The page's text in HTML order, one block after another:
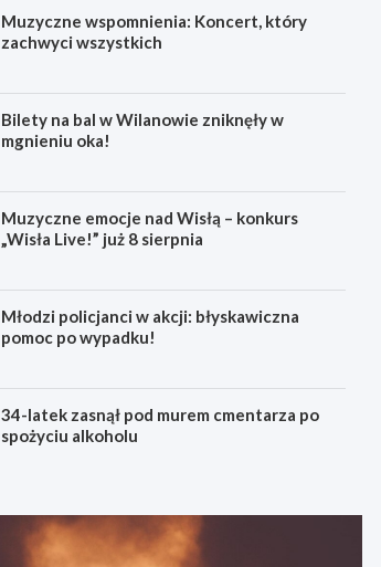
Muzyczne wspomnienia: Koncert, który
zachwyci wszystkich
Bilety na bal w Wilanowie zniknęły w
mgnieniu oka!
Muzyczne emocje nad Wisłą – konkurs
„Wisła Live!” już 8 sierpnia
Młodzi policjanci w akcji: błyskawiczna
pomoc po wypadku!
34-latek zasnął pod murem cmentarza po
spożyciu alkoholu